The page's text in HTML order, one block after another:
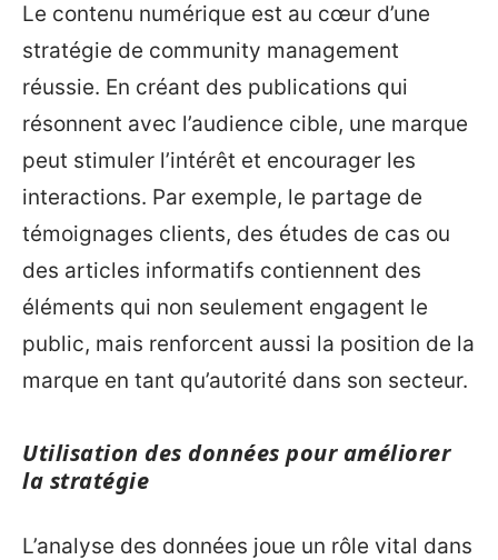
Le contenu numérique est au cœur d’une
stratégie de community management
réussie. En créant des publications qui
résonnent avec l’audience cible, une marque
peut stimuler l’intérêt et encourager les
interactions. Par exemple, le partage de
témoignages clients, des études de cas ou
des articles informatifs contiennent des
éléments qui non seulement engagent le
public, mais renforcent aussi la position de la
marque en tant qu’autorité dans son secteur.
Utilisation des données pour améliorer
la stratégie
L’analyse des données joue un rôle vital dans